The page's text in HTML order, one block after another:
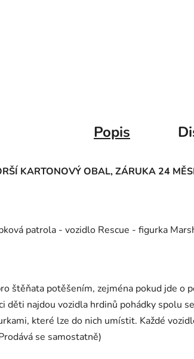
Popis
KARTONOVÝ OBAL, ZÁRUKA 24
patrola - vozidlo Rescue - figurka
štěňata potěšením, zejména pokud jde o
děti najdou vozidla hrdinů pohádky spolu se
které lze do nich umístit. Každé
se samostatně)